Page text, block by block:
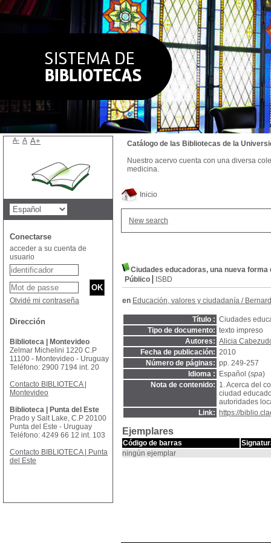
Inicio
New search
Ciudades educadoras, una nueva forma
Público
ISBD
en Educación, valores y ciudadanía /
Título : Ciudades
Tipo de documento: texto impreso
Autores: Alicia
Fecha de publicación: 2010
Número de páginas: pp. 249-257
Idioma :
Español (spa)
Nota de contenido: 1. Acerca del
ciudad
autoridades
Link:
https://
Ejemplares
Código de barras
ningún ejemplar
Catálogo de las Bibliotecas de la
Nuestro acervo cuenta con una diversa
medicina.
A- A A+
Conectarse
acceder a su cuenta de
usuario
Olvidé mi contraseña
Dirección
Biblioteca | Montevideo
Zelmar Michelini 1220 C.P
11100 - Montevideo - Uruguay
Teléfono: 2900 7194 int. 20
Contacto BIBLIOTECA |
Montevideo
Biblioteca | Punta del Este
Prado y Salt Lake, C.P 20100
Punta del Este - Uruguay
Teléfono: 4249 66 12 int. 103
Contacto BIBLIOTECA | Punta
del Este